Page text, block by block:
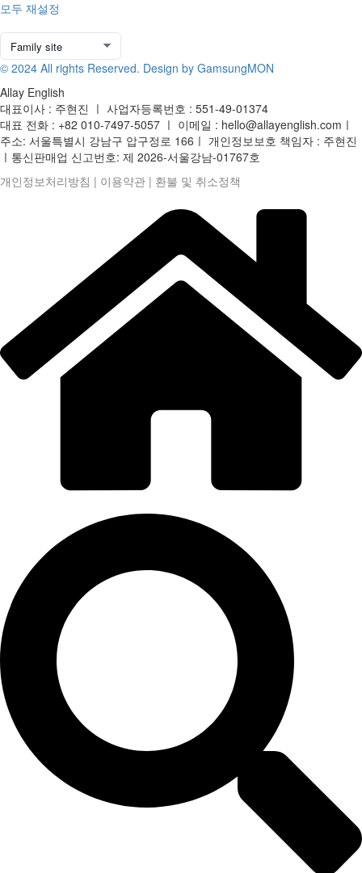
모두 재설정
© 2024 All rights Reserved. Design by GamsungMON
Allay English
대표이사 : 주현진 ㅣ 사업자등록번호 : 551-49-01374
대표 전화 : +82 010-7497-5057 ㅣ 이메일 : hello@allayenglish.comㅣ
주소: 서울특별시 강남구 압구정로 166ㅣ 개인정보보호 책임자 : 주현진
ㅣ통신판매업 신고번호: 제 2026-서울강남-01767호
개인정보처리방침 | 이용약관 | 환불 및 취소정책